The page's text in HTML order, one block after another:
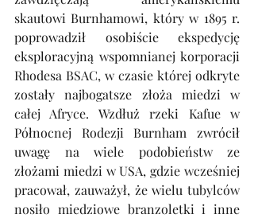
skautowi Burnhamowi, który w 1895 r.
poprowadził osobiście ekspedycję
eksploracyjną wspomnianej korporacji
Rhodesa BSAC, w czasie której odkryte
zostały najbogatsze złoża miedzi w
całej Afryce. Wzdłuż rzeki Kafue w
Północnej Rodezji Burnham zwrócił
uwagę na wiele podobieństw ze
złożami miedzi w USA, gdzie wcześniej
pracował, zauważył, że wielu tubylców
nosiło miedziowe branzoletki i inne